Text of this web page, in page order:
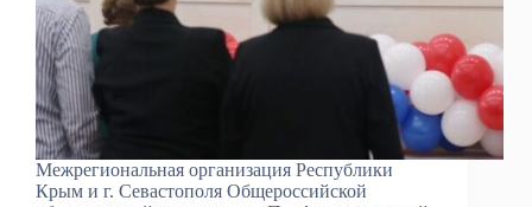
Межрегиональная организация Республики
Крым и г. Севастополя Общероссийской